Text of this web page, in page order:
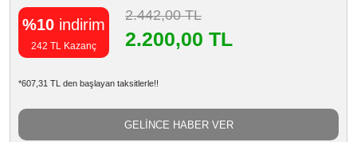
%10 indirim
242 TL Kazanç
2.442,00 TL
2.200,00 TL
*607,31 TL den başlayan taksitlerle!!
GELİNCE HABER VER